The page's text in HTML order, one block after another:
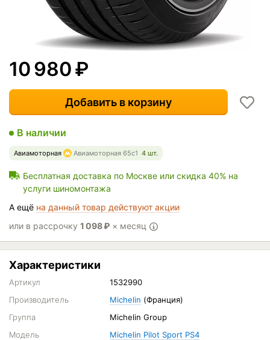
10 980₽
Добавить в корзину
В наличии
Авиамоторная Авиамоторная 65с1 4 шт.
Бесплатная доставка по Москве или скидка 40% на
услуги шиномонтажа
А ещё на данный товар действуют акции
или в рассрочку 1 098₽ × месяц
Характеристики
Артикул
1532990
Производитель
Michelin (Франция)
Группа
Michelin Group
Модель
Michelin Pilot Sport PS4